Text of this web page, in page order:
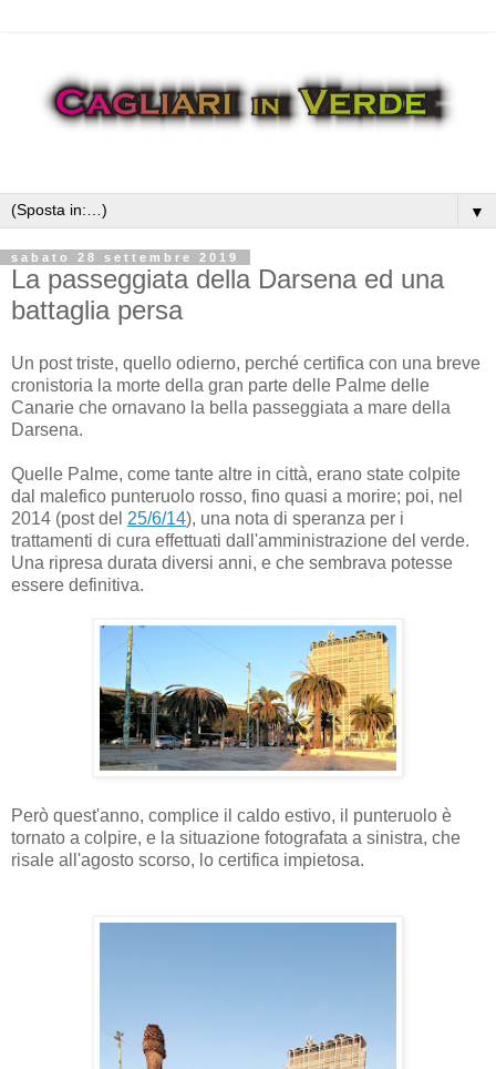
▼
sabato 28 settembre 2019
La passeggiata della Darsena ed una
battaglia persa
Un post triste, quello odierno, perché certifica con una breve
cronistoria la morte della gran parte delle Palme delle
Canarie che ornavano la bella passeggiata a mare della
Darsena.
Quelle Palme, come tante altre in città, erano state colpite
dal malefico punteruolo rosso, fino quasi a morire; poi, nel
2014 (post del 25/6/14), una nota di speranza per i
trattamenti di cura effettuati dall'amministrazione del verde.
Una ripresa durata diversi anni, e che sembrava potesse
essere definitiva.
Però quest'anno, complice il caldo estivo, il punteruolo è
tornato a colpire, e la situazione fotografata a sinistra, che
risale all'agosto scorso, lo certifica impietosa.